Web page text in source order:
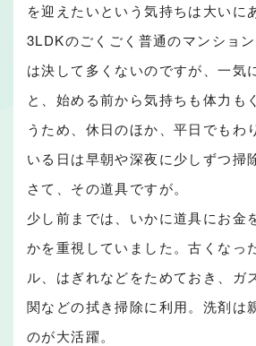
を迎えたいという気持ちは大いに
3LDKのごくごく普通のマンショ
は決して多くないのですが、一気
と、始める前から気持ちも体力も
うため、休日のほか、平日でもわ
いる日は早朝や深夜に少しずつ掃
さて、その道具ですが。
少し前までは、いかに道具にお金
かを重視していました。古くなっ
ル、はぎれなどをためておき、ガ
関などの拭き掃除に利用。洗剤は
のが大活躍。